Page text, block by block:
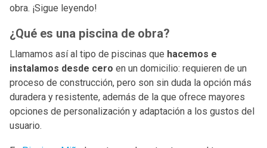
obra. ¡Sigue leyendo!
¿Qué es una piscina de obra?
Llamamos así al tipo de piscinas que hacemos e
instalamos desde cero en un domicilio: requieren de un
proceso de construcción, pero son sin duda la opción más
duradera y resistente, además de la que ofrece mayores
opciones de personalización y adaptación a los gustos del
usuario.